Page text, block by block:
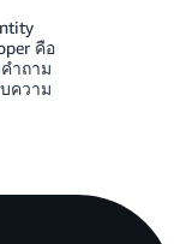
คือ
ำถาม
ความ